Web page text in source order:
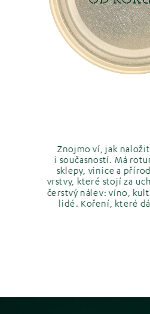
Znojmo ví, jak
i současností. Má rotundu, chrám, věž,
sklepy, vinice a
vrstvy, které stojí za
čerstvý nálev: víno,
lidé. Koření, které